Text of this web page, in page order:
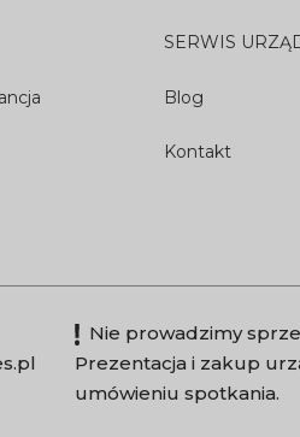
SERWIS
Blog
Kontakt
Nie prowadzimy
Prezentacja i zakup
umówieniu spotkania.